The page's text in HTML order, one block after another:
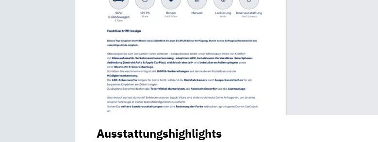
Ausstattungshighlights